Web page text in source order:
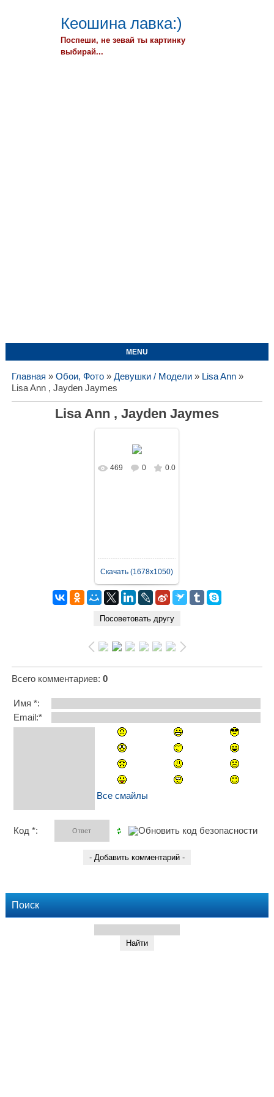
Кеошина лавка:)
Поспеши, не зевай ты картинку
выбирай...
MENU
Главная » Обои, Фото» Девушки / Модели» Lisa Ann»
Lisa Ann , Jayden Jaymes
Lisa Ann , Jayden Jaymes
В реальном
469 0 0.0
Скачать (1678x1050)
Всего комментариев: 0
Имя *:
Email:*
Все смайлы
Код *:
Поиск